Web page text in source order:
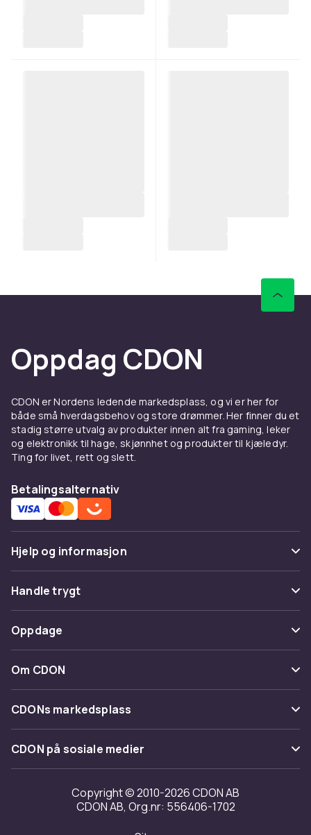
Oppdag CDON
CDON er Nordens ledende markedsplass, og vi er her for
både små hverdagsbehov og store drømmer. Her finner du et
stadig større utvalg av produkter innen alt fra gaming, leker
og elektronikk til hage, skjønnhet og produkter til kjæledyr.
Ting for livet, rett og slett.
Betalingsalternativ
Hjelp og informasjon
Vanlige spørsmål
Spor pakke
Angre & returner her
Kontakt oss
Handle trygt
Betaling
Levering
Tilbakekallinger
Oppdage
Kategorier
Varemerker
Om CDON
Om oss
Kundeanmeldelser
Jobbe på CDON
Investor relations
Tilgjengelighet
CDONs markedsplass
Merchant Help Center
CDON på sosiale medier
Copyright © 2010-2026 CDON AB
CDON AB, Org.nr: 556406-1702